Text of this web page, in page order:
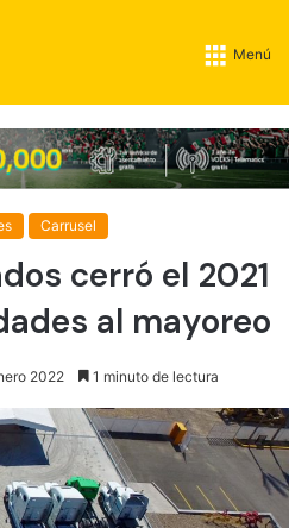
Menú
Carrusel
cerró el 2021
al mayoreo
2022 1 minuto de lectura